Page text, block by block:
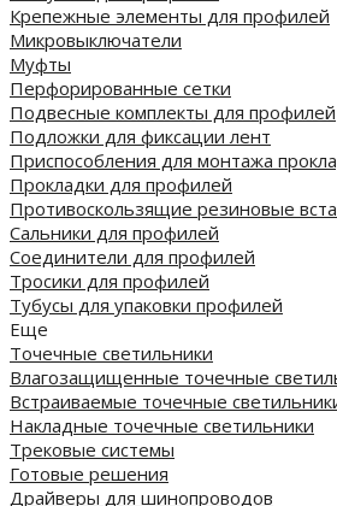
Крепежные элементы для профилей
Микровыключатели
Муфты
Перфорированные сетки
Подвесные комплекты для профилей
Подложки для фиксации лент
Приспособления для монтажа
Прокладки для профилей
Противоскользящие резиновые
Сальники для профилей
Соединители для профилей
Тросики для профилей
Тубусы для упаковки профилей
Еще
Точечные светильники
Влагозащищенные точечные
Встраиваемые точечные
Накладные точечные светильники
Трековые системы
Готовые решения
Драйверы для шинопроводов